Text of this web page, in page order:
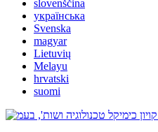
slovenščina
українська
Svenska
magyar
Lietuvių
Melayu
hrvatski
suomi